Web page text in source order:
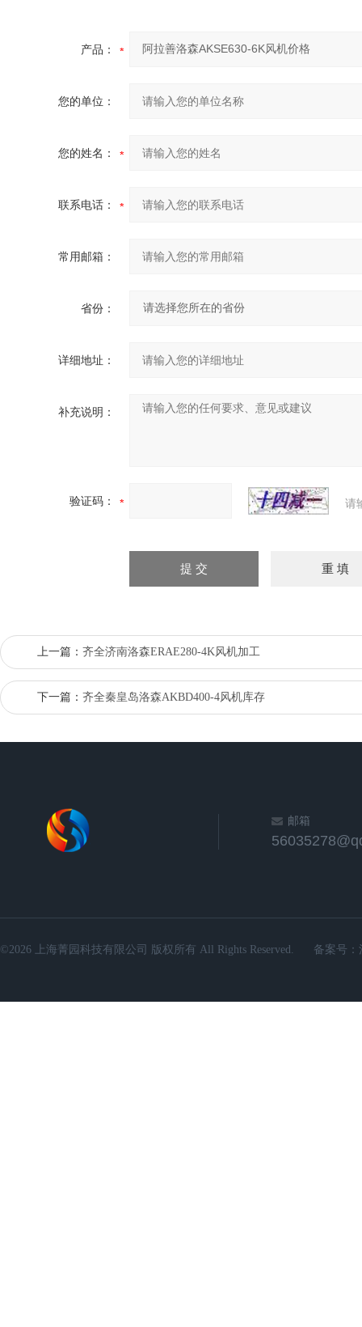
产品：
您的单位：
您的姓名：
联系电话：
常用邮箱：
省份：
详细地址：
补充说明：
验证码： 请
上一篇： 齐全济南洛森ERAE280-4K风机加工
下一篇： 齐全秦皇岛洛森AKBD400-4风机库存
邮箱
©2026 上海菁园科技有限公司 版权所有 All Rights Reserved. 备案号：